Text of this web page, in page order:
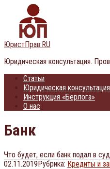
Перейти
контенту
ЮристПрав.RU
Юридическая консультация.
Статьи
Юридическая консультация
Инструкция «Берлога»
О нас
Банк
Что будет, если банк подал в
02.11.2019Рубрика: Кредиты и